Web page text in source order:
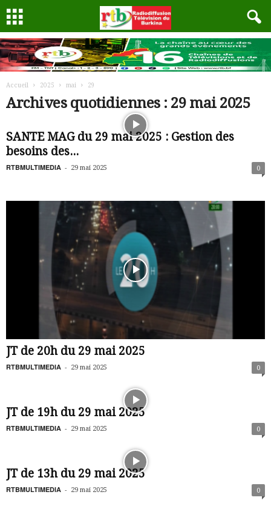
Accueil 2025 mai 29
Archives quotidiennes : 29 mai 2025
SANTE MAG du 29 mai 2025 : Gestion des
besoins des...
RTBMULTIMEDIA - 29 mai 2025 0
JT de 20h du 29 mai 2025
RTBMULTIMEDIA - 29 mai 2025 0
JT de 19h du 29 mai 2025
RTBMULTIMEDIA - 29 mai 2025 0
JT de 13h du 29 mai 2025
RTBMULTIMEDIA - 29 mai 2025 0